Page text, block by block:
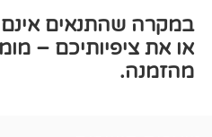
אינם תואמים
– מומלץ להימנע